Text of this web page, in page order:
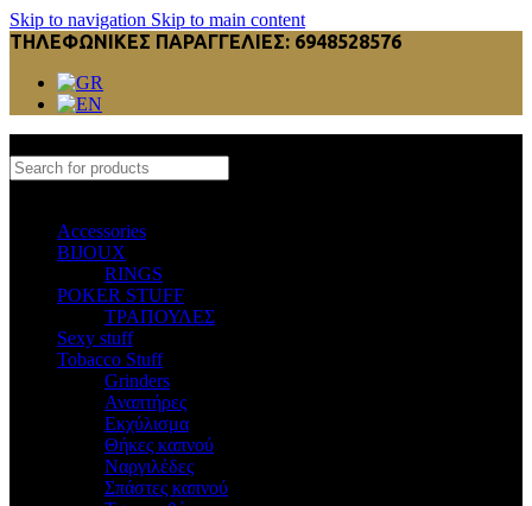
Skip to navigation Skip to main content
ΤΗΛΕΦΩΝΙΚΕΣ ΠΑΡΑΓΓΕΛΙΕΣ: 6948528576
Accessories
BIJOUX
RINGS
POKER STUFF
ΤΡΑΠΟΥΛΕΣ
Sexy stuff
Tobacco Stuff
Grinders
Αναπτήρες
Εκχύλισμα
Θήκες καπνού
Ναργιλέδες
Σπάστες καπνού